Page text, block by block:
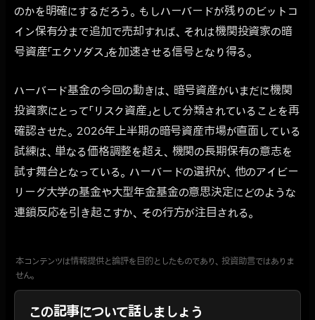
のかを明確にするだろう。もしハーバードが残りのビットコ
イン保有分まで追加で売却すれば、それは機関投資家の暗
号資産「エクソダス」を加速させる信号となり得る。
ハーバード基金の今回の動きは、暗号資産がいまだに機関
投資家にとって「リスク資産」として分類されていることを再
確認させた。2026年上半期の暗号資産市場が直面している
試練は、単なる価格調整を超え、機関の長期保有の意志を
試す舞台となっている。ハーバードの選択が、他のアイビー
リーグ大学の基金や大型年金基金の意思決定にどのような
連鎖反応を引き起こすか、その行方が注目される。
本コンテンツは情報提供と論評を目的としたものであり、投資助言ではありま
せん。
この記事について話しましょう